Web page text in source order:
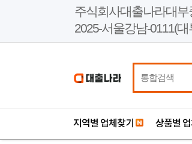
주식회사대출나라대부
2025-서울강남-0111(
지역별 업체찾기 상품별 업